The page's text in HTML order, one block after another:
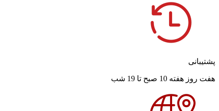
پشتیبانی
هفت روز هفته 10 صبح تا 19 شب